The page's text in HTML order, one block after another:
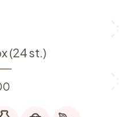
(24 st.)